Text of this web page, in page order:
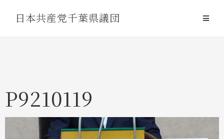
日本共産党千葉県議団
P9210119